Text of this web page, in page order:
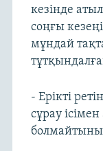
кезінде
соңғы
мұндай
- Ерікті
сұрау